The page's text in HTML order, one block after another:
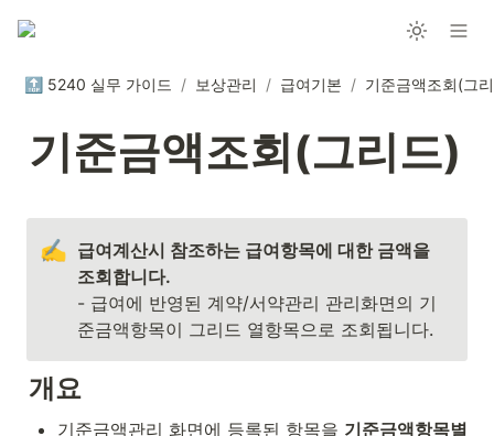
🔝 5240 실무 가이드 / 보상관리 / 급여기본 / 기준금액조회(그
기준금액조회(그리드)
✍️ 급여계산시 참조하는 급여항목에 대한 금액을
- 급여에 반영된 계약/서약관리 관리화면의 기
준금액항목이 그리드 열항목으로 조회됩니다.
개요
기준금액관리 화면에 등록된 항목을 기준금액항목별